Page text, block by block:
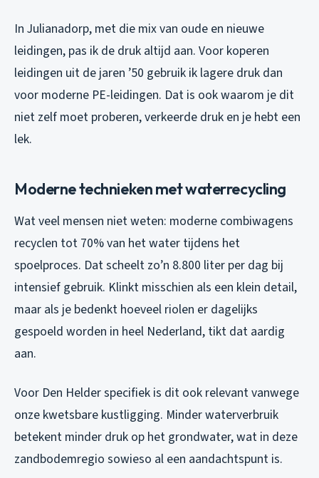
In Julianadorp, met die mix van oude en nieuwe
leidingen, pas ik de druk altijd aan. Voor koperen
leidingen uit de jaren ’50 gebruik ik lagere druk dan
voor moderne PE-leidingen. Dat is ook waarom je dit
niet zelf moet proberen, verkeerde druk en je hebt een
lek.
Moderne technieken met waterrecycling
Wat veel mensen niet weten: moderne combiwagens
recyclen tot 70% van het water tijdens het
spoelproces. Dat scheelt zo’n 8.800 liter per dag bij
intensief gebruik. Klinkt misschien als een klein detail,
maar als je bedenkt hoeveel riolen er dagelijks
gespoeld worden in heel Nederland, tikt dat aardig
aan.
Voor Den Helder specifiek is dit ook relevant vanwege
onze kwetsbare kustligging. Minder waterverbruik
betekent minder druk op het grondwater, wat in deze
zandbodemregio sowieso al een aandachtspunt is.